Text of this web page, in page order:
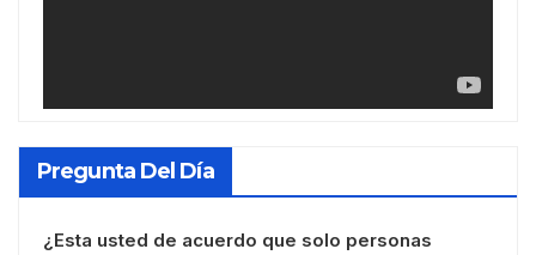
Pregunta Del Día
¿Esta usted de acuerdo que solo personas